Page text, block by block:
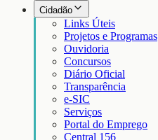
Cidadão
Links Úteis
Projetos e Programas
Ouvidoria
Concursos
Diário Oficial
Transparência
e-SIC
Serviços
Portal do Emprego
Central 156